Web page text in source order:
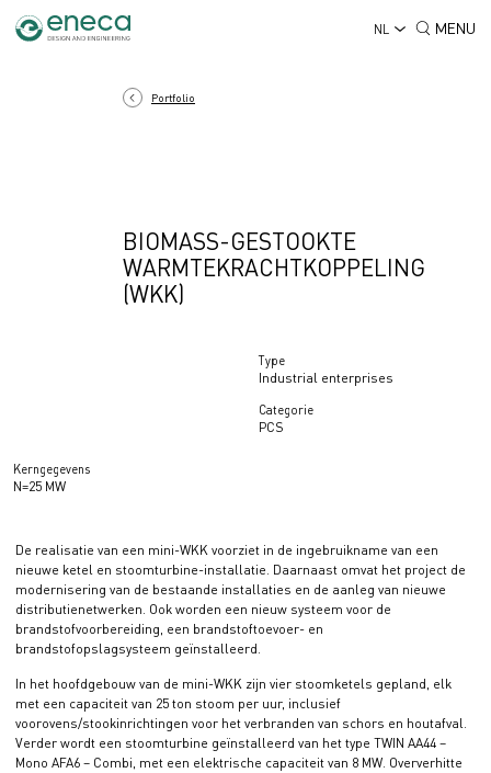
NL MENU
Type
Industrial enterprises
Categorie
PCS
Kerngegevens
N=25 МW
Portfolio
BIOMASS-GESTOOKTE
WARMTEKRACHTKOPPELING
(WKK)
De realisatie van een mini-WKK voorziet in de ingebruikname van een
nieuwe ketel en stoomturbine-installatie. Daarnaast omvat het project de
modernisering van de bestaande installaties en de aanleg van nieuwe
distributienetwerken. Ook worden een nieuw systeem voor de
brandstofvoorbereiding, een brandstoftoevoer- en
brandstofopslagsysteem geïnstalleerd.
In het hoofdgebouw van de mini-WKK zijn vier stoomketels gepland, elk
met een capaciteit van 25 ton stoom per uur, inclusief
voorovens/stookinrichtingen voor het verbranden van schors en houtafval.
Verder wordt een stoomturbine geïnstalleerd van het type TWIN AA44 –
Mono AFA6 – Combi, met een elektrische capaciteit van 8 MW. Oververhitte